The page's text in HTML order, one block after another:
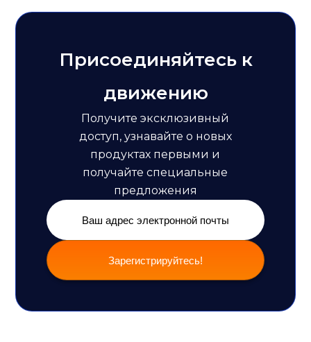
Присоединяйтесь к
движению
Получите эксклюзивный
доступ, узнавайте о новых
продуктах первыми и
получайте специальные
предложения